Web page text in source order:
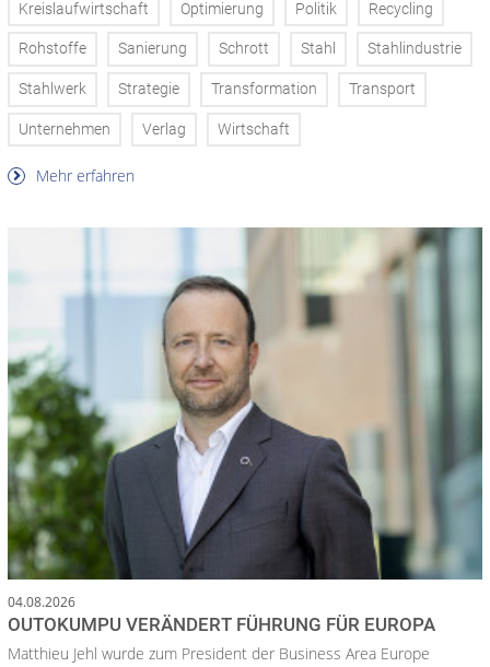
Kreislaufwirtschaft Optimierung Politik Recycling
Rohstoffe Sanierung Schrott Stahl Stahlindustrie
Stahlwerk Strategie Transformation Transport
Unternehmen Verlag Wirtschaft
Mehr erfahren
04.08.2026
OUTOKUMPU VERÄNDERT FÜHRUNG FÜR EUROPA
Matthieu Jehl wurde zum President der Business Area Europe